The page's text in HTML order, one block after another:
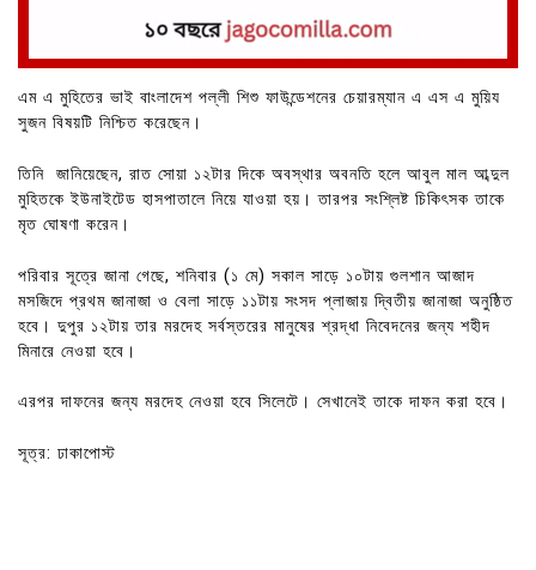
এম এ মুহিতের ভাই বাংলাদেশ পল্লী শিশু ফাউন্ডেশনের চেয়ারম্যান এ এস এ মুয়িয
সুজন বিষয়টি নিশ্চিত করেছেন।
তিনি জানিয়েছেন, রাত সোয়া ১২টার দিকে অবস্থার অবনতি হলে আবুল মাল আব্দুল
মুহিতকে ইউনাইটেড হাসপাতালে নিয়ে যাওয়া হয়। তারপর সংশ্লিষ্ট চিকিৎসক তাকে
মৃত ঘোষণা করেন।
পরিবার সূত্রে জানা গেছে, শনিবার (১ মে) সকাল সাড়ে ১০টায় গুলশান আজাদ
মসজিদে প্রথম জানাজা ও বেলা সাড়ে ১১টায় সংসদ প্লাজায় দ্বিতীয় জানাজা অনুষ্ঠিত
হবে। দুপুর ১২টায় তার মরদেহ সর্বস্তরের মানুষের শ্রদ্ধা নিবেদনের জন্য শহীদ
মিনারে নেওয়া হবে।
এরপর দাফনের জন্য মরদেহ নেওয়া হবে সিলেটে। সেখানেই তাকে দাফন করা হবে।
সূত্র: ঢাকাপোস্ট